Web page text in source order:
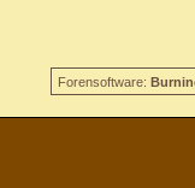
Forensoftware: